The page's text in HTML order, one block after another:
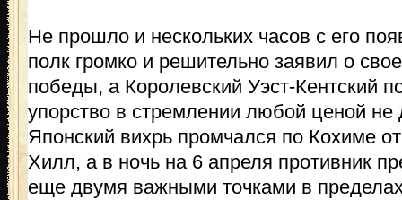
Не прошло и нескольких часов с его
полк громко и решительно заявил о
победы, а Королевский Уэст-Кентский
упорство в стремлении любой ценой не
Японский вихрь промчался по Кохиме
Хилл, а в ночь на 6 апреля противник
еще двумя важными точками в